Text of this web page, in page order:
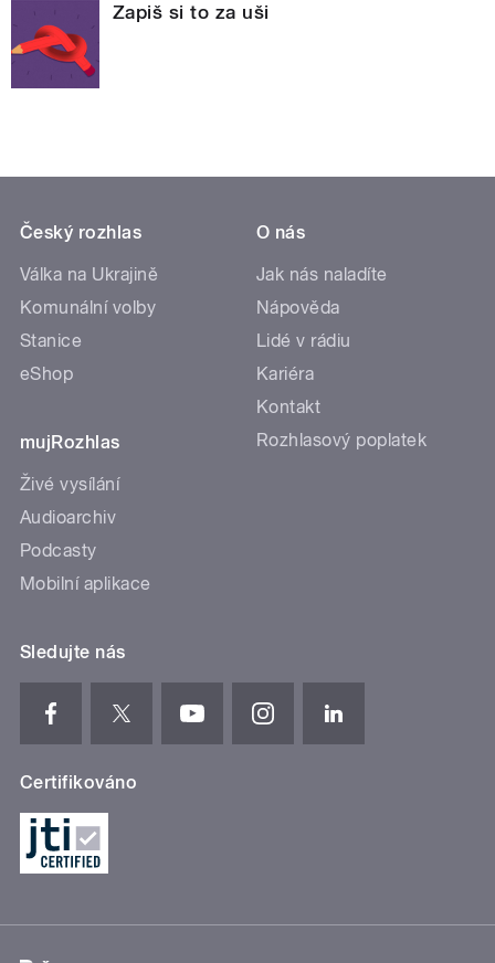
Zapiš si to za uši
Český rozhlas
Válka na Ukrajině
Komunální volby
Stanice
eShop
mujRozhlas
Živé vysílání
Audioarchiv
Podcasty
Mobilní aplikace
O nás
Jak nás naladíte
Nápověda
Lidé v rádiu
Kariéra
Kontakt
Rozhlasový poplatek
Sledujte nás
Certifikováno